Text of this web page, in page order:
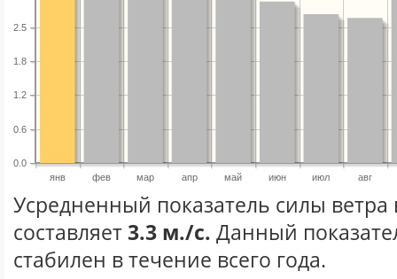
янв фев мар апр май июн июл авг
0.0
0.6
1.2
1.8
2.5
Усредненный показатель силы ветра
составляет3.3 м./с. Данный
стабилен в течение всего года.